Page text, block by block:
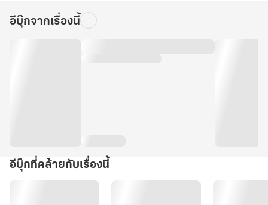
อีบุ๊กจากเรื่องนี้
อีบุ๊กที่คล้ายกับเรื่องนี้